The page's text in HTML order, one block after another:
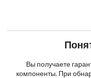
Вы получаете
компоненты. При